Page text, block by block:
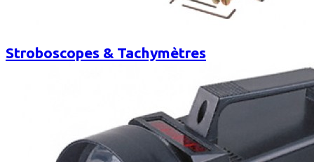
Stroboscopes & Tachymètres